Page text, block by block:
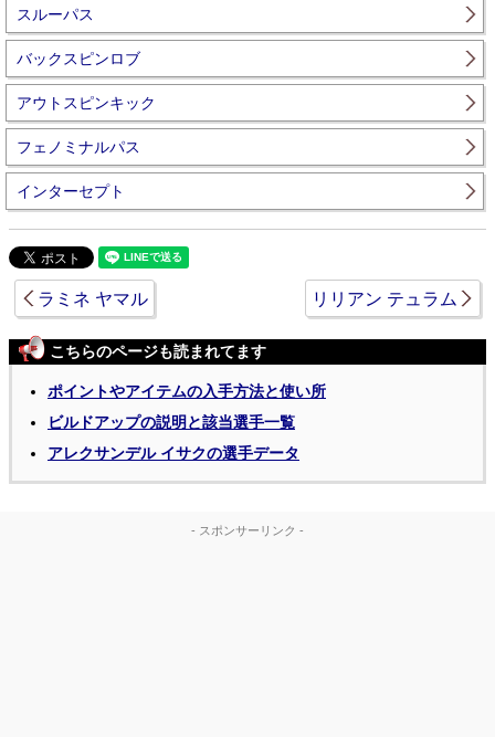
スルーパス
バックスピンロブ
アウトスピンキック
フェノミナルパス
インターセプト
ラミネ ヤマル リリアン テュラム
こちらのページも読まれてます
ポイントやアイテムの入手方法と使い所
ビルドアップの説明と該当選手一覧
アレクサンデル イサクの選手データ
- スポンサーリンク -